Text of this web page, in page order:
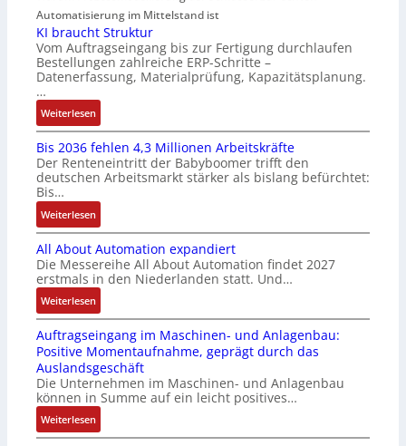
i
o
n
i
F
a
n
c
C
-
S
y
t
e
m
e
i
z
i
e
u
n
b
e
ä
t
i
g
R
e
i
f
e
g
a
t
f
ü
r
m
u
l
t
i
v
r
i
b
l
e
S
e
u
e
r
u
n
h
t
l
o
s
e
I
n
t
e
g
r
a
t
i
o
n
v
o
n
A
G
V
u
n
Automatisierung im Mittelstand ist
KI braucht Struktur
Vom Auftragseingang bis zur Fertigung durchlaufen
Bestellungen zahlreiche ERP-Schritte –
Datenerfassung, Materialprüfung, Kapazitätsplanung.
…
Weiterlesen:
K
I
b
r
a
u
c
h
t
S
t
r
u
k
t
u
r
Bis 2036 fehlen 4,3 Millionen Arbeitskräfte
Der Renteneintritt der Babyboomer trifft den
deutschen Arbeitsmarkt stärker als bislang befürchtet:
Bis…
Weiterlesen:
B
i
s
2
0
3
6
f
e
h
l
e
n
All About Automation expandiert
Die Messereihe All About Automation findet 2027
erstmals in den Niederlanden statt. Und…
Weiterlesen:
A
l
l
A
b
o
u
t
Auftragseingang im Maschinen- und Anlagenbau:
Positive Momentaufnahme, geprägt durch das
Auslandsgeschäft
Die Unternehmen im Maschinen- und Anlagenbau
können in Summe auf ein leicht positives…
Weiterlesen:
A